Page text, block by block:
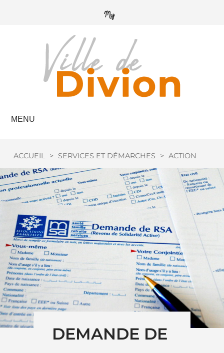
MENU
ACCUEIL > SERVICES ET DÉMARCHES > ACTION
DEMANDE DE